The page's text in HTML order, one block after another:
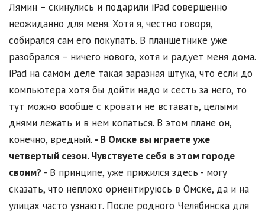
Лямин – скинулись и подарили iPad совершенно
неожиданно для меня. Хотя я, честно говоря,
собирался сам его покупать. В планшетнике уже
разобрался – ничего нового, хотя и радует меня дома.
iPad на самом деле такая заразная штука, что если до
компьютера хотя бы дойти надо и сесть за него, то
тут можно вообще с кровати не вставать, целыми
днями лежать и в нем копаться. В этом плане он,
конечно, вредный. - В Омске вы играете уже
четвертый сезон. Чувствуете себя в этом городе
своим? - В принципе, уже прижился здесь - могу
сказать, что неплохо ориентируюсь в Омске, да и на
улицах часто узнают. После родного Челябинска для